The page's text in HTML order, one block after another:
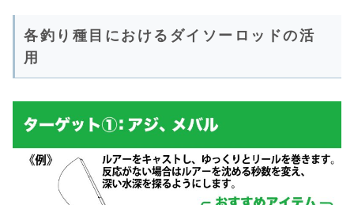
各釣り種目におけるダイソーロッドの活
用